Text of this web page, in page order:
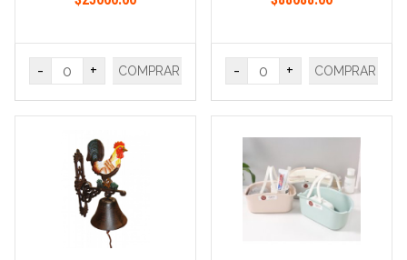
- + COMPRAR - + COMPRAR